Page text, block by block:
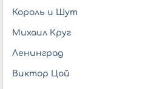
Король и Шут
Михаил Круг
Ленинград
Виктор Цой